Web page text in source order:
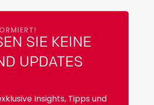
SIE KEINE
UPDATES
Insights, Tipps und